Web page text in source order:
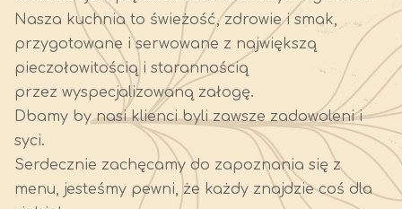
Nasza kuchnia to świeżość, zdrowie i smak,
przygotowane i serwowane z największą
pieczołowitością i starannością
przez wyspecjalizowaną załogę.
Dbamy by nasi klienci byli zawsze zadowoleni i
syci.
Serdecznie zachęcamy do zapoznania się z
menu, jesteśmy pewni, że każdy znajdzie coś dla